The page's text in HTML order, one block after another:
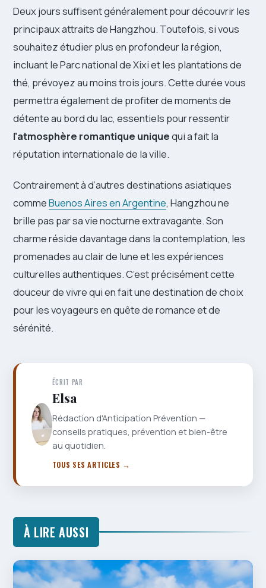
Deux jours suffisent généralement pour découvrir les
principaux attraits de Hangzhou. Toutefois, si vous
souhaitez étudier plus en profondeur la région,
incluant le Parc national de Xixi et les plantations de
thé, prévoyez au moins trois jours. Cette durée vous
permettra également de profiter de moments de
détente au bord du lac, essentiels pour ressentir
l’atmosphère romantique uniquequi a fait la
réputation internationale de la ville.
Contrairement à d’autres destinations asiatiques
commeBuenos Aires en Argentine, Hangzhou ne
brille pas par sa vie nocturne extravagante. Son
charme réside davantage dans la contemplation, les
promenades au clair de lune et les expériences
culturelles authentiques. C’est précisément cette
douceur de vivre qui en fait une destination de choix
pour les voyageurs en quête de romance et de
sérénité.
ÉCRIT PAR
Elsa
Rédaction d'Anticipation Prévention —
conseils pratiques, prévention et bien-être
au quotidien.
TOUS SES ARTICLES →
À LIRE AUSSI